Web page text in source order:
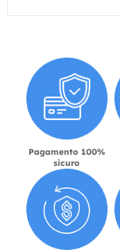
Pagamento 100%
sicuro